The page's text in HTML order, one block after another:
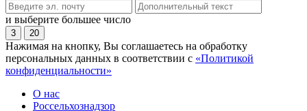
и выберите большее число
3 20
Нажимая на кнопку, Вы соглашаетесь на обработку
персональных данных в соответствии с «Политикой
конфиденциальности»
О нас
Россельхознадзор